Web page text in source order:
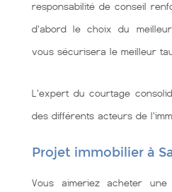
responsabilité de conseil
d'abord le choix du
vous sécurisera le meilleur
L'expert du courtage
des différents acteurs de
Projet immobilier à
Vous aimeriez acheter